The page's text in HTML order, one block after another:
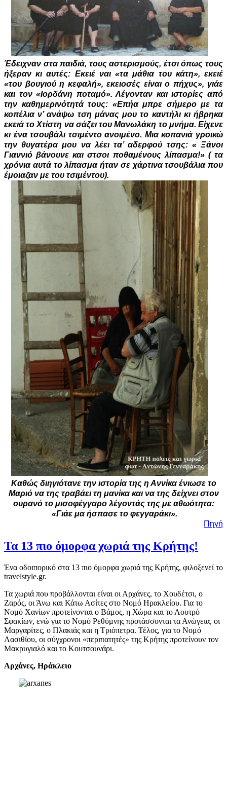
Έδειχναν στα παιδιά, τους αστερισμούς, έτσι όπως τους
ήξεραν κι αυτές: Εκειέ ναι «τα μάθια του κάτη», εκειέ
«του βουγιού η κεφαλή», εκειοσές είναι ο πήχυς», γιάε
και τον «Ιορδάνη ποταμό». Λέγονταν και ιστορίες από
την καθημερινότητά τους: «Επήα μπρε σήμερο με τα
κοπέλια ν’ ανάψω τση μάνας μου το καντήλι κι ήβρηκα
εκειά το Χτίστη να σάζει του Μανωλάκη το μνήμα. Είχενε
κι ένα τσουβάλι τσιμέντο ανοιμένο. Μια κοπανιά γροικώ
την θυγατέρα μου να λέει τα’ αδερφού τσης: « Ξάνοι
Γιαννιό βάνουνε και στσοι ποθαμένους λίπασμα!» ( τα
χρόνια αυτά το λίπασμα ήταν σε χάρτινα τσουβάλια που
έμοιαζαν με του τσιμέντου).
Καθώς διηγιότανε την ιστορία της η Αννίκα ένιωσε το
Μαριό να της τραβάει τη μανίκα και να της δείχνει στον
ουρανό το μισοφέγγαρο λέγοντάς της με αθωότητα:
«Γιάε μα ήσπασε το φεγγαράκι».
Πηγή
Τα 13 πιο όμορφα χωριά της Κρήτης!
Ένα οδοιπορικό στα 13 πιο όμορφα χωριά της Κρήτης, φιλοξενεί το
travelstyle.gr.
Τα χωριά που προβάλλονται είναι οι Αρχάνες, το Χουδέτσι, ο
Ζαρός, οι Άνω και Κάτω Ασίτες στο Νομό Ηρακλείου. Για το
Νομό Χανίων προτείνονται ο Βάμος, η Χώρα και το Λουτρό
Σφακίων, ενώ για το Νομό Ρεθύμνης προτάσσονται τα Ανώγεια, οι
Μαργαρίτες, ο Πλακιάς και η Τριόπετρα. Τέλος, για το Νομό
Λασιθίου, οι σύγχρονοι «περιπατητές» της Κρήτης προτείνουν τον
Μακρυγιαλό και το Κουτσουνάρι.
Αρχάνες, Ηράκλειο